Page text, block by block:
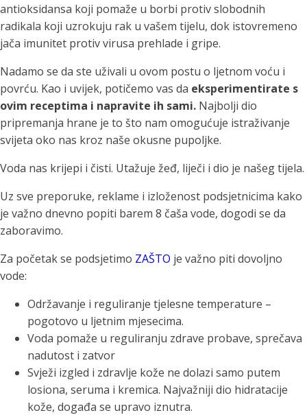
antioksidansa koji pomaže u borbi protiv slobodnih
radikala koji uzrokuju rak u vašem tijelu, dok istovremeno
jača imunitet protiv virusa prehlade i gripe.
Nadamo se da ste uživali u ovom postu o ljetnom voću i
povrću. Kao i uvijek, potičemo vas da eksperimentirate s
ovim receptima i napravite ih sami. Najbolji dio
pripremanja hrane je to što nam omogućuje istraživanje
svijeta oko nas kroz naše okusne pupoljke.
Voda nas krijepi i čisti. Utažuje žeđ, liječi i dio je našeg tijela.
Uz sve preporuke, reklame i izloženost podsjetnicima kako
je važno dnevno popiti barem 8 čaša vode, dogodi se da
zaboravimo.
Za početak se podsjetimo ZAŠTO je važno piti dovoljno
vode:
Održavanje i reguliranje tjelesne temperature –
pogotovo u ljetnim mjesecima.
Voda pomaže u reguliranju zdrave probave, sprečava
nadutost i zatvor
Svježi izgled i zdravlje kože ne dolazi samo putem
losiona, seruma i kremica. Najvažniji dio hidratacije
kože, događa se upravo iznutra.